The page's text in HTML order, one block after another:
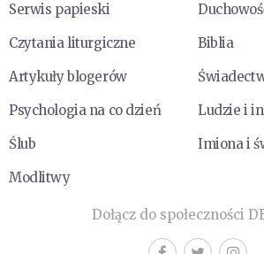
Serwis papieski
Czytania liturgiczne
Biblia
Artykuły blogerów
Psychologia na co dzień
Ludzie i
Ślub
Imiona i
Modlitwy
Dołącz do społeczności